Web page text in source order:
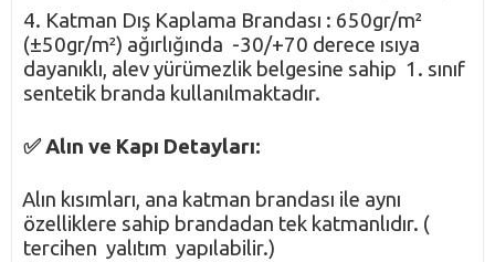
4. Katman Dış Kaplama Brandası : 650gr/m²
(±50gr/m²) ağırlığında -30/+70 derece ısıya
dayanıklı, alev yürümezlik belgesine sahip 1. sınıf
sentetik branda kullanılmaktadır.
✅ Alın ve Kapı Detayları:
Alın kısımları, ana katman brandası ile aynı
özelliklere sahip brandadan tek katmanlıdır. (
tercihen yalıtım yapılabilir.)